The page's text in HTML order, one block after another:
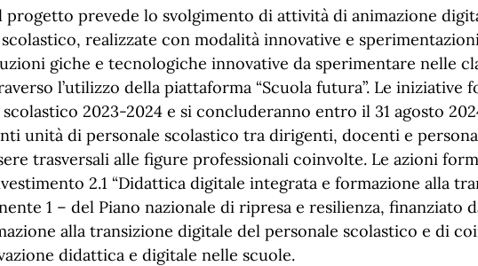
progetto prevede lo svolgimento di attività di animazione
realizzate con modalità innovative e
giche e tecnologiche innovative da sperimentare nelle
l’utilizzo della piattaforma “Scuola futura”. Le iniziative
scolastico 2023-2024 e si concluderanno entro il 31 agosto
unità di personale scolastico tra dirigenti, docenti e
trasversali alle figure professionali coinvolte. Le azioni
2.1 “Didattica digitale integrata e formazione alla
1 – del Piano nazionale di ripresa e resilienza, finanziato
alla transizione digitale del personale scolastico e di
didattica e digitale nelle scuole.